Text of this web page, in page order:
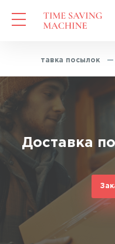
Доставка посылок —
Доставка